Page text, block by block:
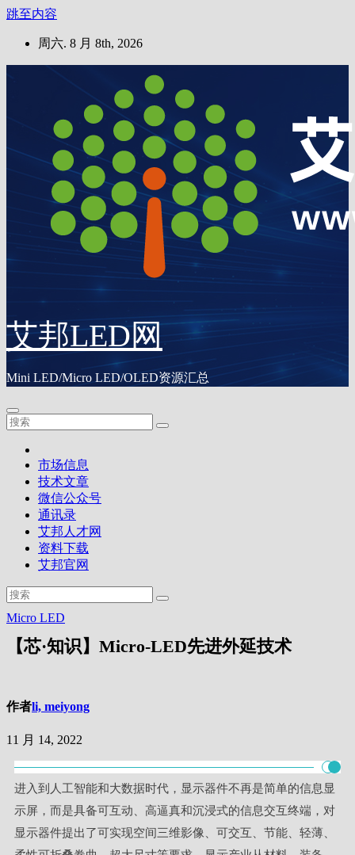
跳至内容
周六. 8 月 8th, 2026
艾邦LED网
Mini LED/Micro LED/OLED资源汇总
市场信息
技术文章
微信公众号
通讯录
艾邦人才网
资料下载
艾邦官网
Micro LED
【芯·知识】Micro-LED先进外延技术
作者li, meiyong
11 月 14, 2022
进入到人工智能和大数据时代，显示器件不再是简单的信息显
示屏，而是具备可互动、高逼真和沉浸式的信息交互终端，对
显示器件提出了可实现空间三维影像、可交互、节能、轻薄、